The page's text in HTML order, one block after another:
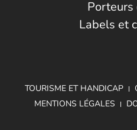
Labels et
TOURISME ET HANDICAP
MENTIONS LÉGALES